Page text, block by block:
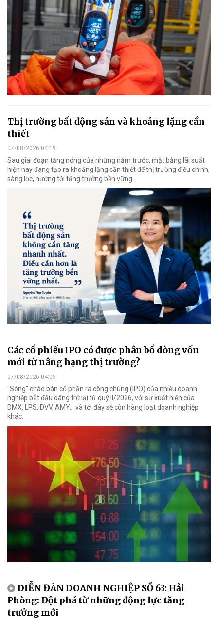
Thị trường bất động sản và khoảng lặng cần
thiết
07/08/2026 04:19
Sau giai đoạn tăng nóng của những năm trước, mặt bằng lãi suất
hiện nay đang tạo ra khoảng lặng cần thiết để thị trường điều chỉnh,
sàng lọc, hướng tới tăng trưởng bền vững.
Các cổ phiếu IPO có được phân bổ dòng vốn
mới từ nâng hạng thị trường?
07/08/2026 04:05
"Sóng" chào bán cổ phần ra công chúng (IPO) của nhiều doanh
nghiệp bắt đầu dâng trở lại từ quý II/2026, với sự xuất hiện của
DMX, LPS, DVV, AMY... và tới đây sẽ còn hàng loạt doanh nghiệp
khác.
DIỄN ĐÀN DOANH NGHIỆP SỐ 63: Hải
Phòng: Đột phá từ những động lực tăng
trưởng mới